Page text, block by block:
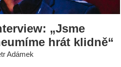
„Jsme
hrát klidně“
Adámek